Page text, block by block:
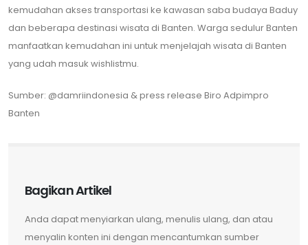
kemudahan akses transportasi ke kawasan saba budaya Baduy
dan beberapa destinasi wisata di Banten. Warga sedulur Banten
manfaatkan kemudahan ini untuk menjelajah wisata di Banten
yang udah masuk wishlistmu.
Sumber: @damriindonesia & press release Biro Adpimpro
Banten
Bagikan Artikel
Anda dapat menyiarkan ulang, menulis ulang, dan atau
menyalin konten ini dengan mencantumkan sumber